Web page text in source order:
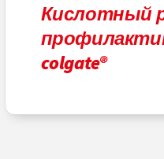
Кислотный
colgate®